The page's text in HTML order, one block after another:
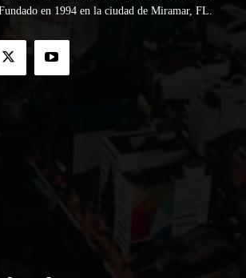
en 1994 en la ciudad de Miramar, FL.